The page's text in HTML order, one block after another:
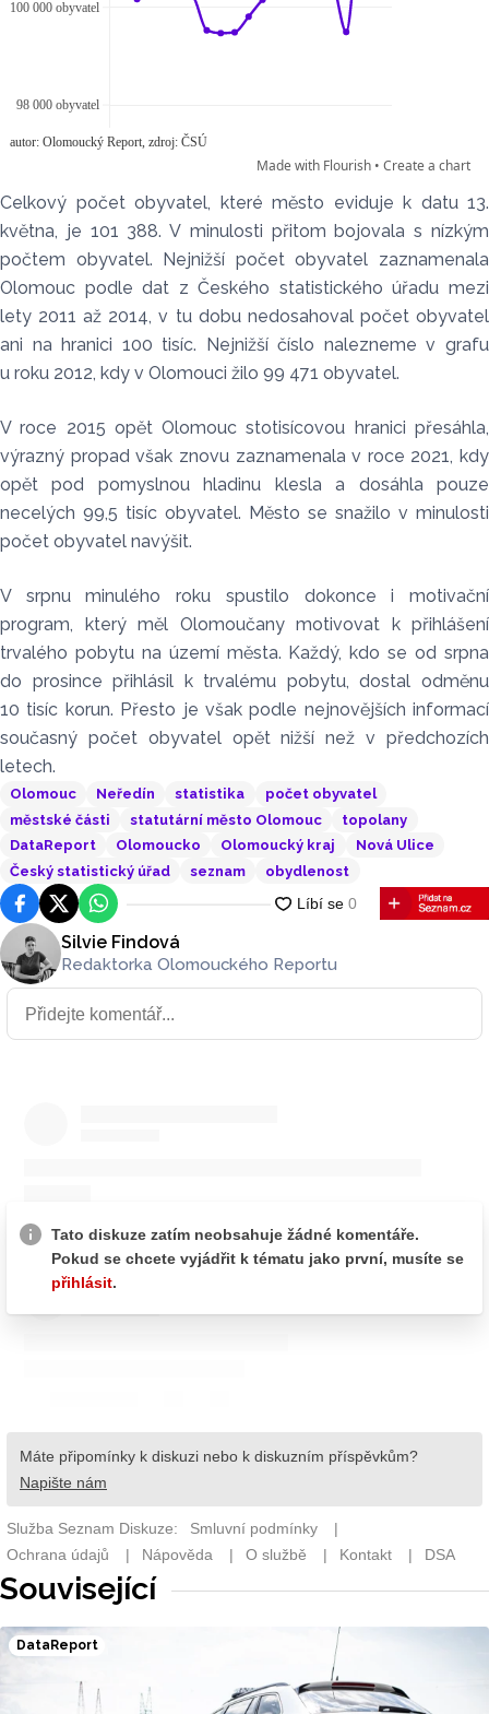
Celkový počet obyvatel, které město eviduje k datu 13.
května, je 101 388. V minulosti přitom bojovala s nízkým
počtem obyvatel. Nejnižší počet obyvatel zaznamenala
Olomouc podle dat z Českého statistického úřadu mezi
lety 2011 až 2014, v tu dobu nedosahoval počet obyvatel
ani na hranici 100 tisíc. Nejnižší číslo nalezneme v grafu
u roku 2012, kdy v Olomouci žilo 99 471 obyvatel.
V roce 2015 opět Olomouc stotisícovou hranici přesáhla,
výrazný propad však znovu zaznamenala v roce 2021, kdy
opět pod pomyslnou hladinu klesla a dosáhla pouze
necelých 99,5 tisíc obyvatel. Město se snažilo v minulosti
počet obyvatel navýšit.
V srpnu minulého roku spustilo dokonce i motivační
program, který měl Olomoučany motivovat k přihlášení
trvalého pobytu na území města. Každý, kdo se od srpna
do prosince přihlásil k trvalému pobytu, dostal odměnu
10 tisíc korun. Přesto je však podle nejnovějších informací
současný počet obyvatel opět nižší než v předchozích
letech.
Olomouc Neředín statistika
počet obyvatel
městské části
statutární město Olomouc
topolany
DataReport
Olomoucko Olomoucký kraj
Nová Ulice
Český statistický úřad
seznam obydlenost
FacebookPlatforma X
WhatsApp
Silvie Findová
Redaktorka Olomouckého Reportu
Související
DataReport